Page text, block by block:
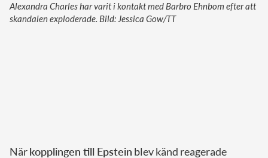
Alexandra Charles har varit i kontakt med Barbro Ehnbom efter att
skandalen exploderade. Bild: Jessica Gow/TT
Närkopplingen till Epstein blev känd reagerade